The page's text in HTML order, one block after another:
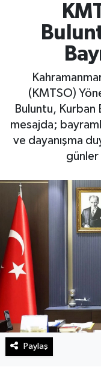
(KMTSO)
Buluntu, Kurban
mesajda;
ve dayanışma
Paylaş
Ekonomi
Güncel
Haberde
Kültür Sanat
Manşet Altı
Manşetler
Resmi İlan
Sağlık
Spor
SürManşet
Tüm
Son Dakika
Haber Arşivi